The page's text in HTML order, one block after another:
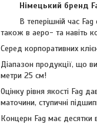
Німецький бренд
В теперішній час Fag є
також в аеро- та навіть
Серед корпоративних
Діапазон продукції, що
метри 25 см!
Оцінку рівня якості Fag
маточини, ступичні
Концерн Fag має десятки